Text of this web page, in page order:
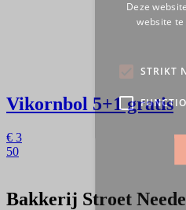
Vikornbol 5+1 gratis
€ 3
50
Bakkerij Stroet Neede